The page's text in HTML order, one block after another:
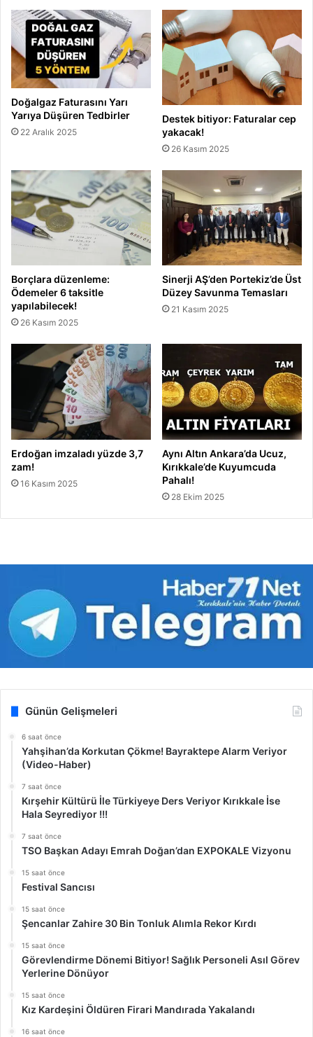
r
Doğalgaz Faturasını Yarı
Yarıya Düşüren Tedbirler
22 Aralık 2025
Destek bitiyor: Faturalar cep
yakacak!
26 Kasım 2025
Borçlara düzenleme:
Ödemeler 6 taksitle
yapılabilecek!
26 Kasım 2025
Sinerji AŞ’den Portekiz’de Üst
Düzey Savunma Temasları
21 Kasım 2025
Erdoğan imzaladı yüzde 3,7
zam!
16 Kasım 2025
Aynı Altın Ankara’da Ucuz,
Kırıkkale’de Kuyumcuda
Pahalı!
28 Ekim 2025
Günün Gelişmeleri
6 saat önce
Yahşihan’da Korkutan Çökme! Bayraktepe Alarm Veriyor
(Video-Haber)
7 saat önce
Kırşehir Kültürü İle Türkiyeye Ders Veriyor Kırıkkale İse
Hala Seyrediyor !!!
7 saat önce
TSO Başkan Adayı Emrah Doğan’dan EXPOKALE Vizyonu
15 saat önce
Festival Sancısı
15 saat önce
Şencanlar Zahire 30 Bin Tonluk Alımla Rekor Kırdı
15 saat önce
Görevlendirme Dönemi Bitiyor! Sağlık Personeli Asıl Görev
Yerlerine Dönüyor
15 saat önce
Kız Kardeşini Öldüren Firari Mandırada Yakalandı
16 saat önce